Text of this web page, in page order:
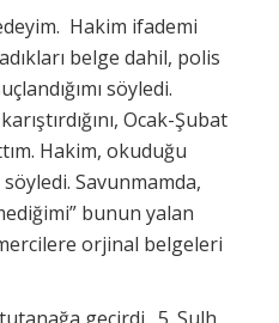
Hakim ifademi
belge dahil, polis
söyledi.
Ocak-Şubat
Hakim, okuduğu
Savunmamda,
bunun yalan
orjinal belgeleri